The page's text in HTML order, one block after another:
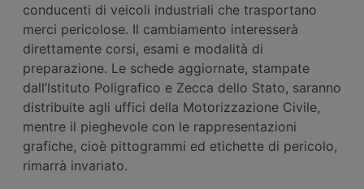
conducenti di veicoli industriali che trasportano
merci pericolose. Il cambiamento interesserà
direttamente corsi, esami e modalità di
preparazione. Le schede aggiornate, stampate
dall’Istituto Poligrafico e Zecca dello Stato, saranno
distribuite agli uffici della Motorizzazione Civile,
mentre il pieghevole con le rappresentazioni
grafiche, cioè pittogrammi ed etichette di pericolo,
rimarrà invariato.